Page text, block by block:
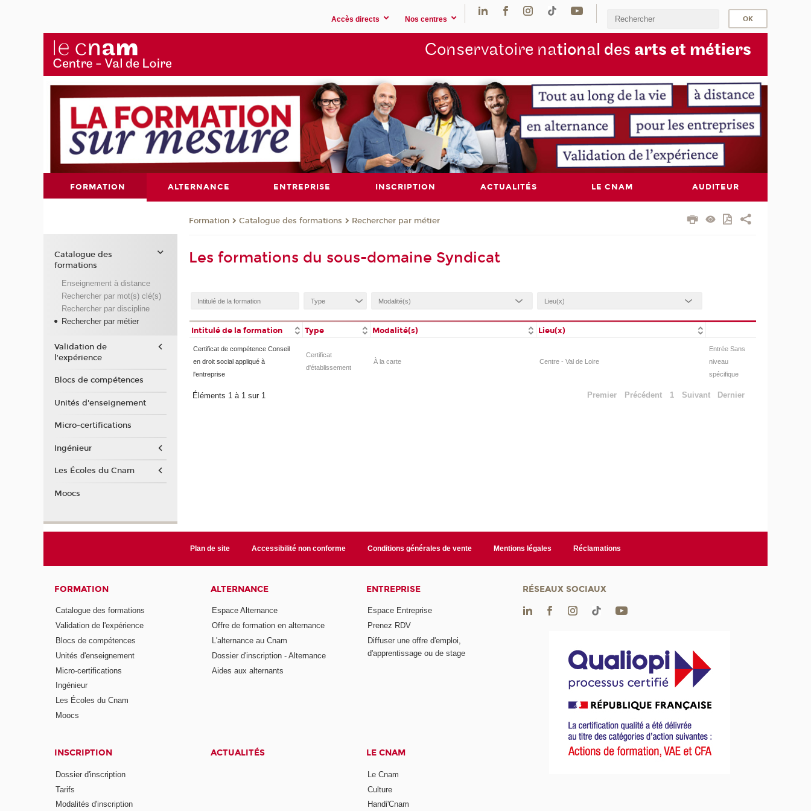
Accès directs Nos centres
Conservatoire national des arts et métiers
FORMATION ALTERNANCE ENTREPRISE INSCRIPTION ACTUALITÉS LE CNAM AUDITEUR
Formation Catalogue des formations Rechercher par métier
Les formations du sous-domaine Syndicat
Intitulé de la formation Type Modalité(s) Lieu(x)
Certificat de compétence Conseil
en droit social appliqué à
l'entreprise
Certificat
d'établissement
À la carte Centre - Val de Loire
Entrée Sans
niveau
spécifique
Éléments 1 à 1 sur 1 Premier Précédent 1 Suivant Dernier
Catalogue des
formations
Enseignement à distance
Rechercher par mot(s) clé(s)
Rechercher par discipline
Rechercher par métier
Validation de
l'expérience
Blocs de compétences
Unités d'enseignement
Micro-certifications
Ingénieur
Les Écoles du Cnam
Moocs
Plan de site Accessibilité non conforme Conditions générales de vente Mentions légales Réclamations
FORMATION
Catalogue des formations
Validation de l'expérience
Blocs de compétences
Unités d'enseignement
Micro-certifications
Ingénieur
Les Écoles du Cnam
Moocs
ALTERNANCE
Espace Alternance
Offre de formation en alternance
L'alternance au Cnam
Dossier d'inscription - Alternance
Aides aux alternants
ENTREPRISE
Espace Entreprise
Prenez RDV
Diffuser une offre d'emploi,
d'apprentissage ou de stage
INSCRIPTION
Dossier d'inscription
Tarifs
Modalités d'inscription
ACTUALITÉS LE CNAM
Le Cnam
Culture
Handi'Cnam
RÉSEAUX SOCIAUX